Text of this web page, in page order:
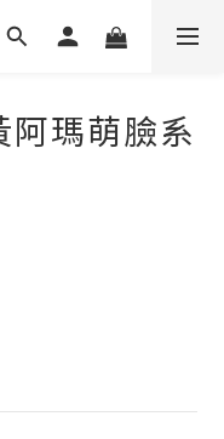
瑪萌臉系